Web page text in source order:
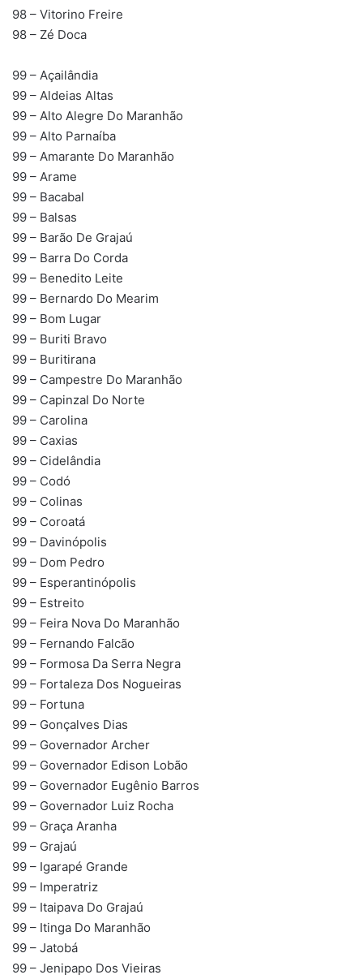
98 – Vitorino Freire
98 – Zé Doca
99 – Açailândia
99 – Aldeias Altas
99 – Alto Alegre Do Maranhão
99 – Alto Parnaíba
99 – Amarante Do Maranhão
99 – Arame
99 – Bacabal
99 – Balsas
99 – Barão De Grajaú
99 – Barra Do Corda
99 – Benedito Leite
99 – Bernardo Do Mearim
99 – Bom Lugar
99 – Buriti Bravo
99 – Buritirana
99 – Campestre Do Maranhão
99 – Capinzal Do Norte
99 – Carolina
99 – Caxias
99 – Cidelândia
99 – Codó
99 – Colinas
99 – Coroatá
99 – Davinópolis
99 – Dom Pedro
99 – Esperantinópolis
99 – Estreito
99 – Feira Nova Do Maranhão
99 – Fernando Falcão
99 – Formosa Da Serra Negra
99 – Fortaleza Dos Nogueiras
99 – Fortuna
99 – Gonçalves Dias
99 – Governador Archer
99 – Governador Edison Lobão
99 – Governador Eugênio Barros
99 – Governador Luiz Rocha
99 – Graça Aranha
99 – Grajaú
99 – Igarapé Grande
99 – Imperatriz
99 – Itaipava Do Grajaú
99 – Itinga Do Maranhão
99 – Jatobá
99 – Jenipapo Dos Vieiras